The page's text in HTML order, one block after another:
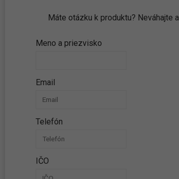
Máte otázku k produktu? Neváhajte
Meno a priezvisko
Email
Telefón
IČO